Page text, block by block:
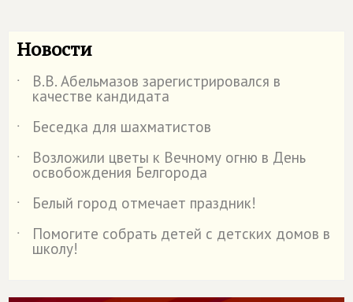
Новости
˙ В.В. Абельмазов зарегистрировался в
качестве кандидата
˙
Беседка для шахматистов
˙
Возложили цветы к Вечному огню в День
освобождения Белгорода
˙
Белый город отмечает праздник!
˙
Помогите собрать детей с детских домов в
школу!